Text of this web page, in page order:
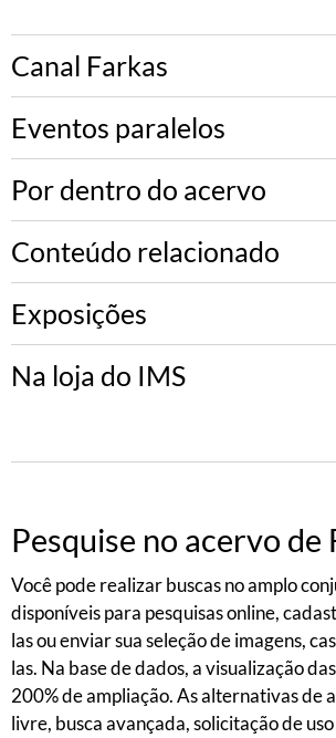
Canal Farkas
Eventos paralelos
Por dentro do acervo
Conteúdo relacionado
Exposições
Na loja do IMS
Pesquise no acervo de
Você pode realizar buscas no amplo
disponíveis para pesquisas online,
las ou enviar sua seleção de imagens,
las. Na base de dados, a visualização
200% de ampliação. As alternativas de
livre, busca avançada, solicitação de